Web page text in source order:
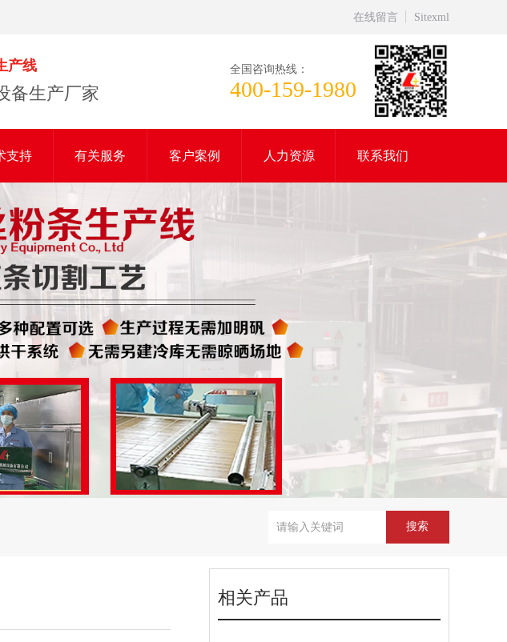
在线留言 Sitexml
产线
备生产厂家
全国咨询热线：
400-159-1980
支持 有关服务 客户案例 人力资源 联系我们
相关产品